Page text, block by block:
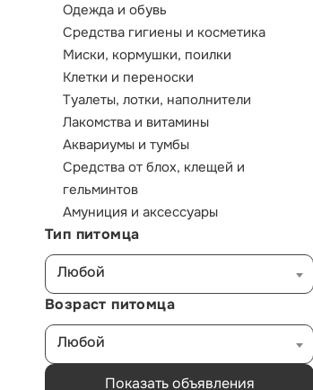
Одежда и обувь
Средства гигиены и косметика
Миски, кормушки, поилки
Клетки и переноски
Туалеты, лотки, наполнители
Лакомства и витамины
Аквариумы и тумбы
Средства от блох, клещей и
гельминтов
Амуниция и аксессуары
Тип питомца
Любой
Возраст питомца
Любой
Показать объявления